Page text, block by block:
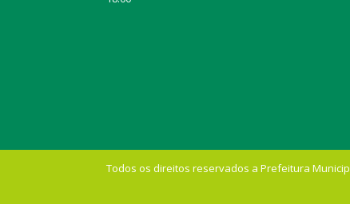
Todos os direitos reservados a Prefeitura